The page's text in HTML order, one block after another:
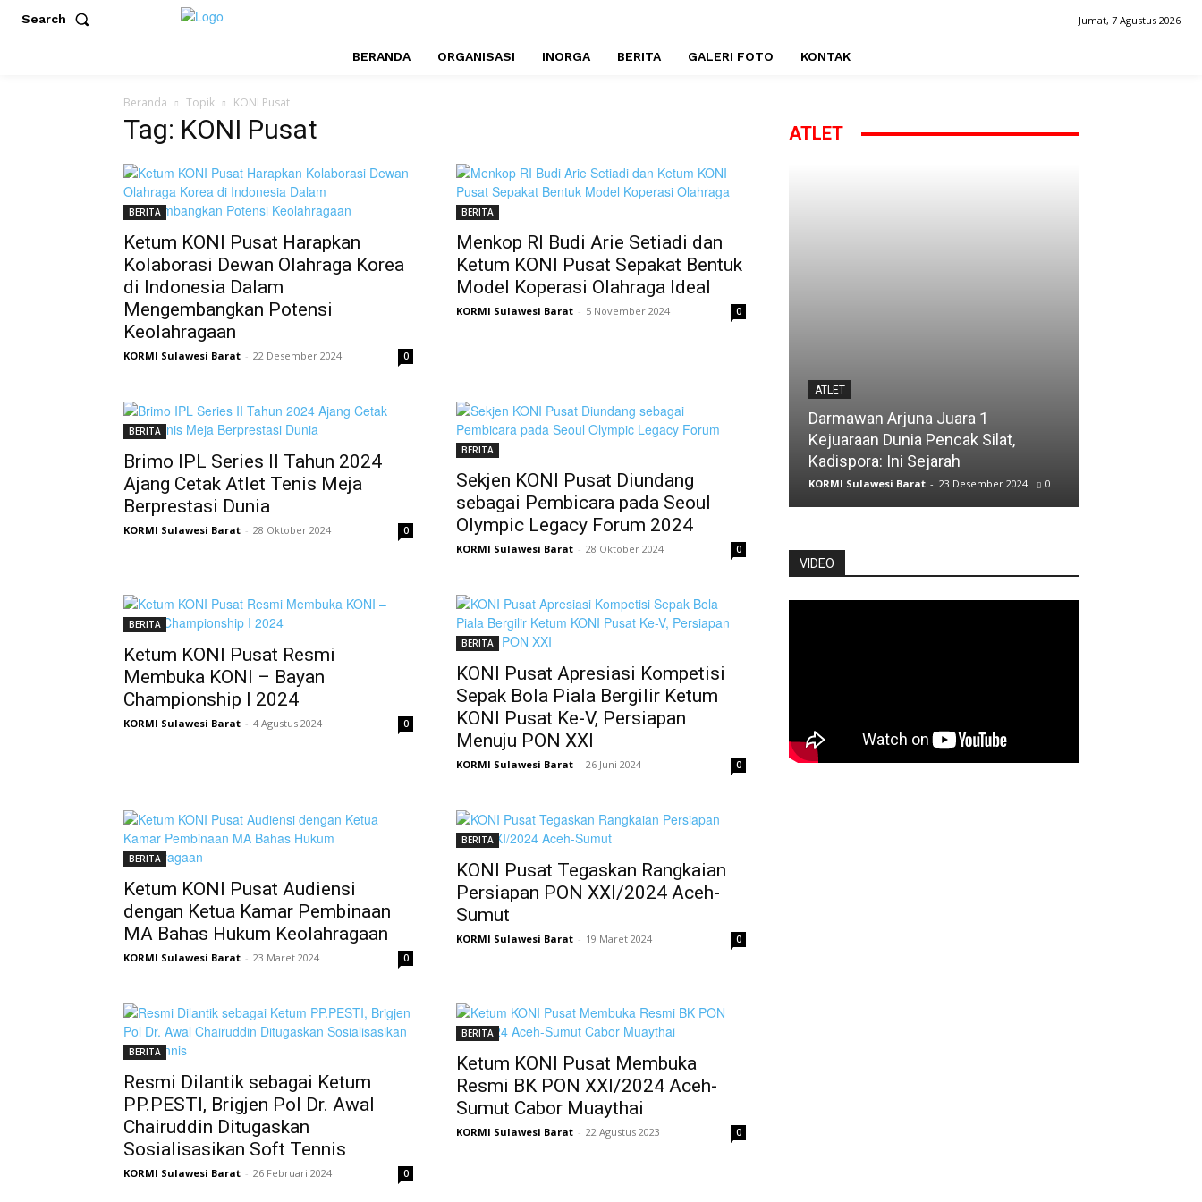
Search Jumat, 7 Agustus 2026
BERANDA ORGANISASI INORGA BERITA GALERI FOTO KONTAK
Beranda Topik KONI Pusat
Tag: KONI Pusat
BERITA
Ketum KONI Pusat Harapkan
Kolaborasi Dewan Olahraga Korea
di Indonesia Dalam
Mengembangkan Potensi
Keolahragaan
KORMI Sulawesi Barat - 22 Desember 2024 0
BERITA
Menkop RI Budi Arie Setiadi dan
Ketum KONI Pusat Sepakat Bentuk
Model Koperasi Olahraga Ideal
KORMI Sulawesi Barat - 5 November 2024 0
BERITA
Brimo IPL Series II Tahun 2024
Ajang Cetak Atlet Tenis Meja
Berprestasi Dunia
KORMI Sulawesi Barat - 28 Oktober 2024 0
BERITA
Sekjen KONI Pusat Diundang
sebagai Pembicara pada Seoul
Olympic Legacy Forum 2024
KORMI Sulawesi Barat - 28 Oktober 2024 0
BERITA
Ketum KONI Pusat Resmi
Membuka KONI – Bayan
Championship I 2024
KORMI Sulawesi Barat - 4 Agustus 2024 0
BERITA
KONI Pusat Apresiasi Kompetisi
Sepak Bola Piala Bergilir Ketum
KONI Pusat Ke-V, Persiapan
Menuju PON XXI
KORMI Sulawesi Barat - 26 Juni 2024 0
BERITA
Ketum KONI Pusat Audiensi
dengan Ketua Kamar Pembinaan
MA Bahas Hukum Keolahragaan
KORMI Sulawesi Barat - 23 Maret 2024 0
BERITA
KONI Pusat Tegaskan Rangkaian
Persiapan PON XXI/2024 Aceh-
Sumut
KORMI Sulawesi Barat - 19 Maret 2024 0
BERITA
Resmi Dilantik sebagai Ketum
PP.PESTI, Brigjen Pol Dr. Awal
Chairuddin Ditugaskan
Sosialisasikan Soft Tennis
KORMI Sulawesi Barat - 26 Februari 2024 0
BERITA
Ketum KONI Pusat Membuka
Resmi BK PON XXI/2024 Aceh-
Sumut Cabor Muaythai
KORMI Sulawesi Barat - 22 Agustus 2023 0
ATLET
ATLET
Darmawan Arjuna Juara 1
Kejuaraan Dunia Pencak Silat,
Kadispora: Ini Sejarah
KORMI Sulawesi Barat - 23 Desember 2024 0
VIDEO